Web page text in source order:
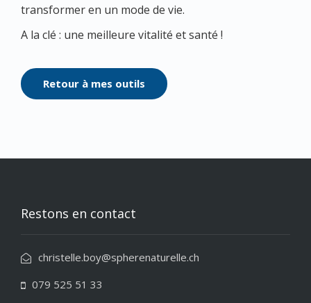
transformer en un mode de vie.
A la clé : une meilleure vitalité et santé !
Retour à mes outils
Restons en contact
christelle.boy@spherenaturelle.ch
079 525 51 33